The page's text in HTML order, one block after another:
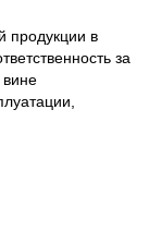
продукции в
за